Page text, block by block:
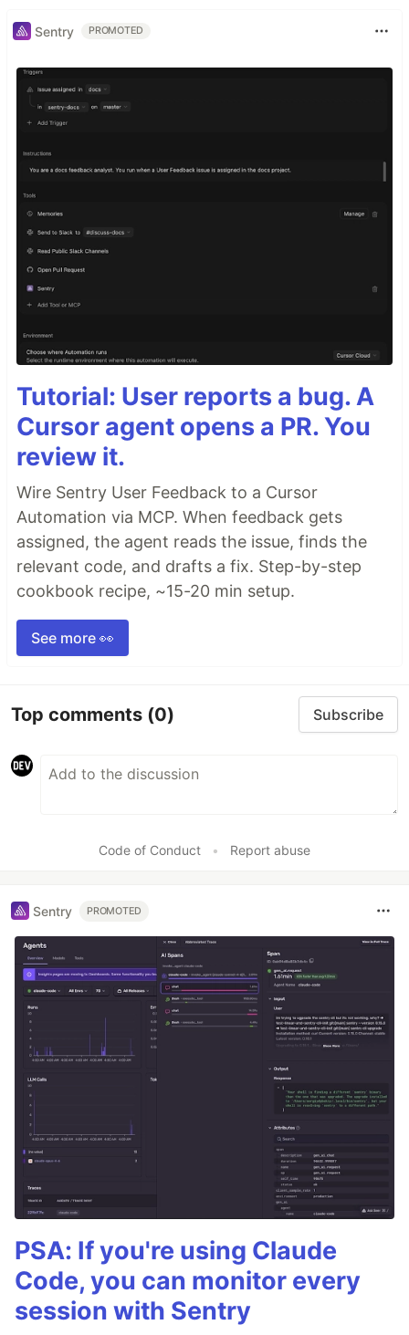
Sentry PROMOTED
Tutorial: User reports a bug. A
Cursor agent opens a PR. You
review it.
Wire Sentry User Feedback to a Cursor
Automation via MCP. When feedback gets
assigned, the agent reads the issue, finds the
relevant code, and drafts a fix. Step-by-step
cookbook recipe, ~15-20 min setup.
See more 👀
Top comments (0) Subscribe
Code of Conduct • Report abuse
Sentry PROMOTED
PSA: If you're using Claude
Code, you can monitor every
session with Sentry